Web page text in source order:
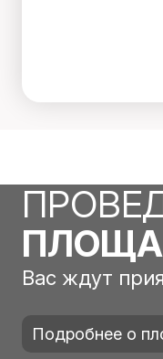
Вас ждут
Подробнее о